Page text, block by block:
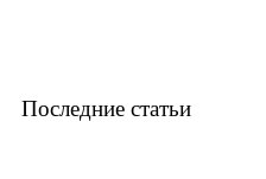
Последние статьи